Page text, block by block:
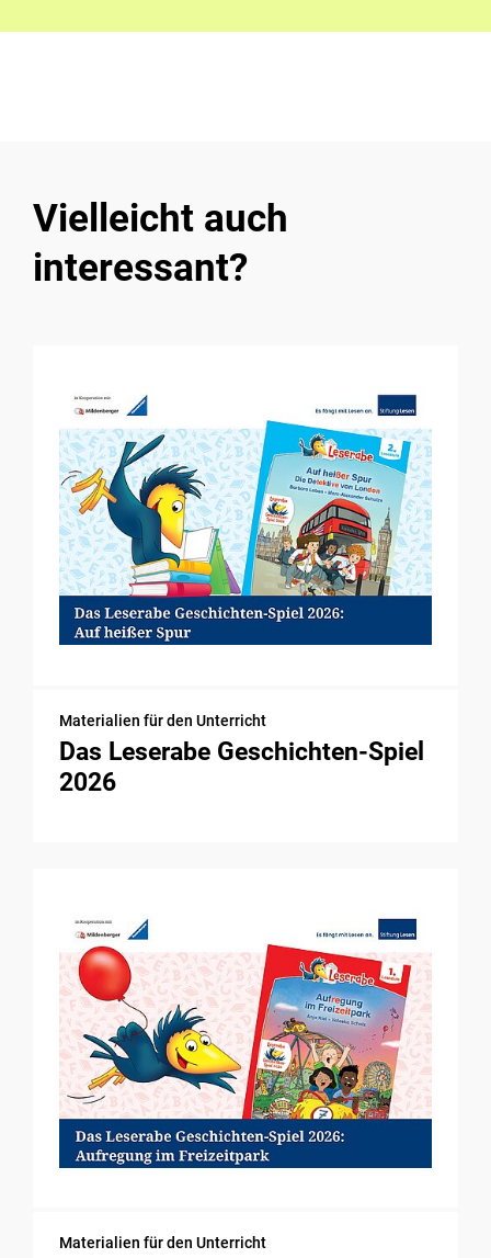
Vielleicht auch
interessant?
Materialien für den Unterricht
Das Leserabe Geschichten-Spiel
2026
Materialien für den Unterricht